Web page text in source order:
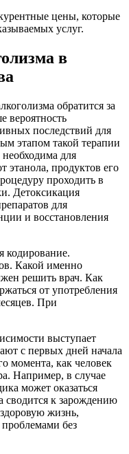
цены, которые
услуг.
в
обратится за
вероятность
последствий для
этапом такой терапии
для
этанола, продуктов его
проходить в
Детоксикация
для
и восстановления
кодирование.
Какой именно
решить врач. Как
от употребления
При
выступает
с первых дней начала
момента, как человек
Например, в случае
может оказаться
сводится к зарождению
жизнь,
проблемами без